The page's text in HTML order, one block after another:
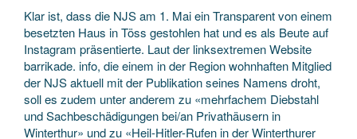
Klar ist, dass die NJS am 1. Mai ein Transparent von einem
besetzten Haus in Töss gestohlen hat und es als Beute auf
Instagram präsentierte. Laut der linksextremen Website
barrikade. info, die einem in der Region wohnhaften Mitglied
der NJS aktuell mit der Publikation seines Namens droht,
soll es zudem unter anderem zu «mehrfachem Diebstahl
und Sachbeschädigungen bei/an Privathäusern in
Winterthur» und zu «Heil-Hitler-Rufen in der Winterthurer